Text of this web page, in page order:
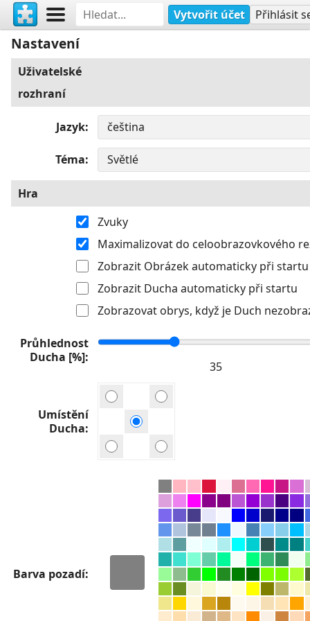
Vytvořit účet Přihlásit
Nastavení
Uživatelské
rozhraní
Jazyk
Téma
Hra
Zvuky
Maximalizovat do celoobrazovkového
Zobrazit Obrázek automaticky při startu
Zobrazit Ducha automaticky při startu
Zobrazovat obrys, když je Duch
Průhlednost
Ducha [%]
Umístění
Ducha
Barva pozadí